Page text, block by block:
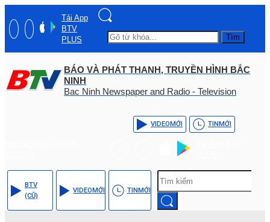
Tải App
BTV
PLUS
Tìm
BÁO VÀ PHÁT THANH, TRUYỀN HÌNH BẮC
NINH
Bac Ninh Newspaper and Radio - Television
VIDEOMỚI TINMỚI
BTV
(CŨ)
VIDEOMỚI TINMỚI